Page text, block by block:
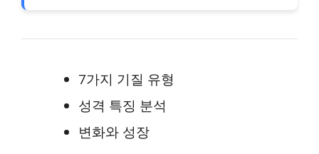
7가지 기질 유형
성격 특징 분석
변화와 성장